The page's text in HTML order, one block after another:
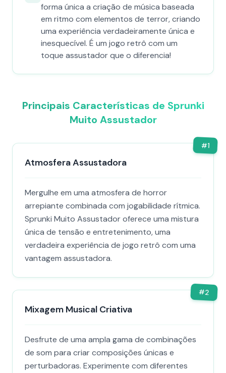
forma única a criação de música baseada
em ritmo com elementos de terror, criando
uma experiência verdadeiramente única e
inesquecível. É um jogo retrô com um
toque assustador que o diferencia!
Principais Características de Sprunki
Muito Assustador
#1
Atmosfera Assustadora
Mergulhe em uma atmosfera de horror
arrepiante combinada com jogabilidade rítmica.
Sprunki Muito Assustador oferece uma mistura
única de tensão e entretenimento, uma
verdadeira experiência de jogo retrô com uma
vantagem assustadora.
#2
Mixagem Musical Criativa
Desfrute de uma ampla gama de combinações
de som para criar composições únicas e
perturbadoras. Experimente com diferentes